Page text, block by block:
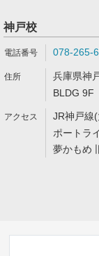
神戸校
078-265-
兵庫県神
BLDG 9F
JR神戸線
ポートラ
夢かもめ